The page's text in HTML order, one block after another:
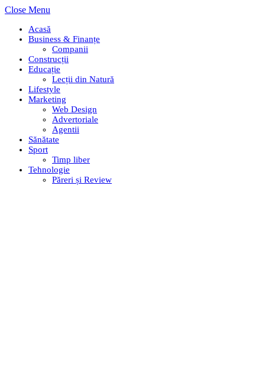
Close Menu
Acasă
Business & Finanțe
Companii
Construcții
Educație
Lecții din Natură
Lifestyle
Marketing
Web Design
Advertoriale
Agentii
Sănătate
Sport
Timp liber
Tehnologie
Păreri și Review